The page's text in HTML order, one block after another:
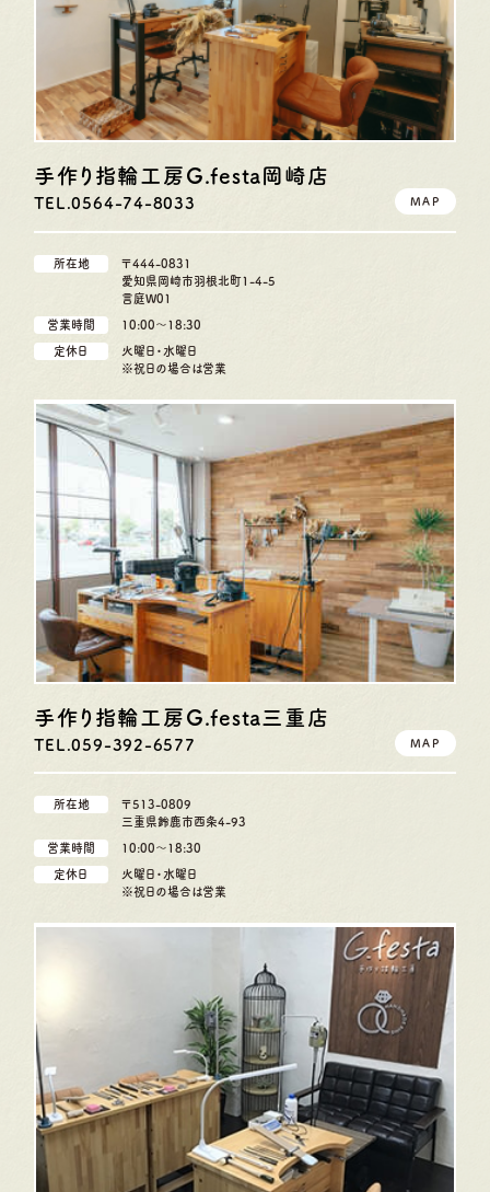
手作り指輪工房G.festa岡崎店
TEL.0564-74-8033 MAP
所在地
〒444-0831
愛知県岡崎市羽根北町1-4-5
言庭W01
営業時間 10:00〜18:30
定休日
火曜日・水曜日
※祝日の場合は営業
手作り指輪工房G.festa 三重店
TEL.059-392-6577 MAP
所在地
〒513-0809
三重県鈴鹿市西条4-93
営業時間 10:00〜18:30
定休日
火曜日・水曜日
※祝日の場合は営業